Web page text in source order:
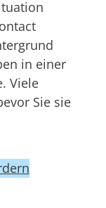
in einer
Viele
Sie sie